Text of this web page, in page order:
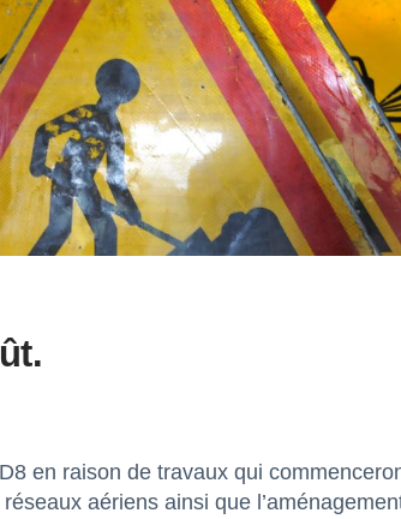
en raison de travaux qui
aériens ainsi que